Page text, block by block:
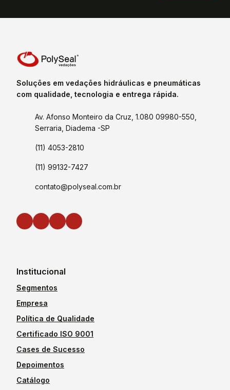
Soluções em vedações hidráulicas e pneumáticas
com qualidade, tecnologia e entrega rápida.
Av. Afonso Monteiro da Cruz, 1.080 09980-550,
Serraria, Diadema -SP
(11) 4053-2810
(11) 99132-7427
contato@polyseal.com.br
Institucional
Segmentos
Empresa
Política de Qualidade
Certificado ISO 9001
Cases de Sucesso
Depoimentos
Catálogo